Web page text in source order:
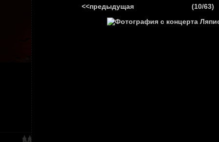
<<предыдущая (10/63)